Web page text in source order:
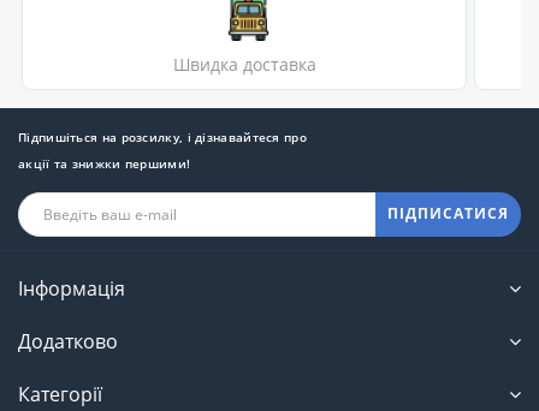
Швидка доставка
Підпишіться на розсилку, і дізнавайтеся про
акції та знижки першими!
ПІДПИСАТИСЯ
Інформація
Додатково
Категорії